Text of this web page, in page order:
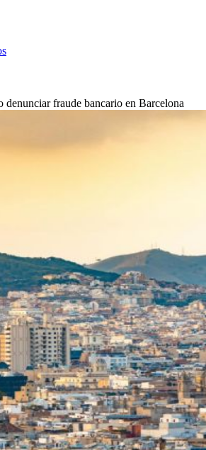
denunciar fraude bancario en Barcelona